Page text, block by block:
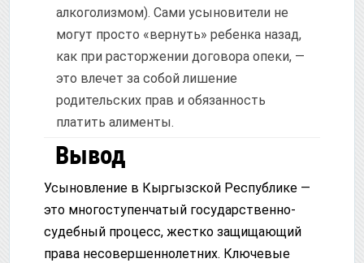
алкоголизмом). Сами усыновители не
могут просто «вернуть» ребенка назад,
как при расторжении договора опеки, —
это влечет за собой лишение
родительских прав и обязанность
платить алименты.
Вывод
Усыновление в Кыргызской Республике —
это многоступенчатый государственно-
судебный процесс, жестко защищающий
права несовершеннолетних. Ключевые